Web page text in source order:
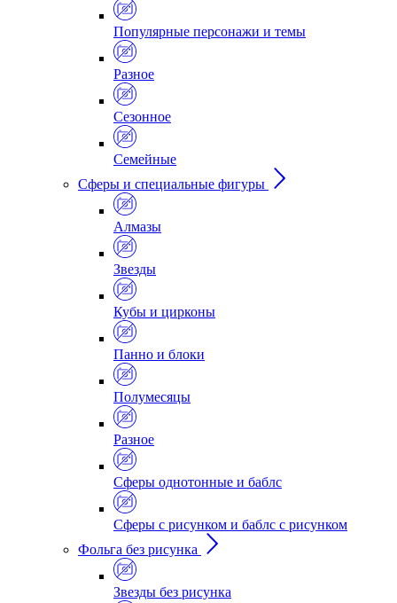
Популярные персонажи и темы
Разное
Сезонное
Семейные
Сферы и специальные фигуры
Алмазы
Звезды
Кубы и цирконы
Панно и блоки
Полумесяцы
Разное
Сферы однотонные и баблс
Сферы с рисунком и баблс с рисунком
Фольга без рисунка
Звезды без рисунка